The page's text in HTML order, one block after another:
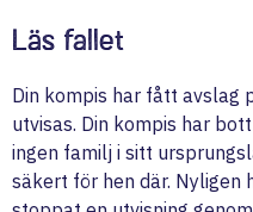
Läs fallet
Din kompis har fått avslag
utvisas. Din kompis har
ingen familj i sitt
säkert för hen där. Nyligen